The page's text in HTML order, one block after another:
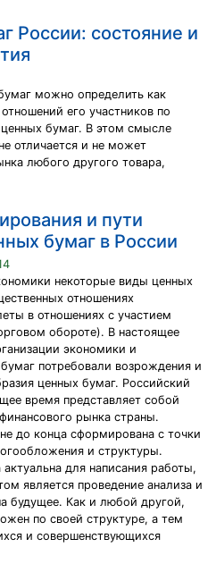
России: состояние и
можно определить как
его участников по
бумаг. В этом смысле
отличается и не может
любого другого товара,
и пути
бумаг в России
некоторые виды ценных
отношениях
в отношениях с участием
обороте). В настоящее
экономики и
потребовали возрождения и
ценных бумаг. Российский
время представляет собой
рынка страны.
до конца сформирована с точки
и структуры.
для написания работы,
является проведение анализа и
будущее. Как и любой другой,
по своей структуре, а тем
и совершенствующихся